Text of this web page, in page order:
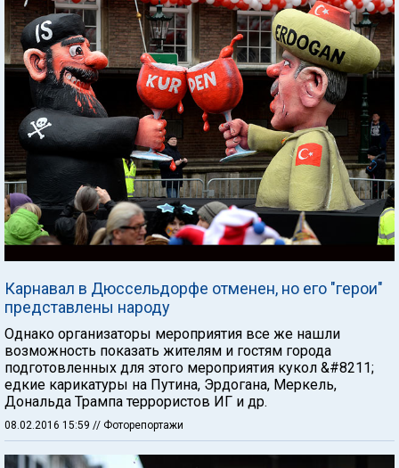
Карнавал в Дюссельдорфе отменен, но его "герои"
представлены народу
Однако организаторы мероприятия все же нашли
возможность показать жителям и гостям города
подготовленных для этого мероприятия кукол &#8211;
едкие карикатуры на Путина, Эрдогана, Меркель,
Дональда Трампа террористов ИГ и др.
08.02.2016 15:59 // Фоторепортажи